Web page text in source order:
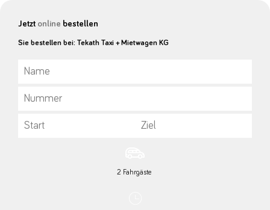
Jetzt online bestellen
Sie bestellen bei: Tekath Taxi + Mietwagen KG